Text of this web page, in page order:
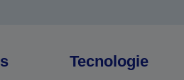
Tecnologie